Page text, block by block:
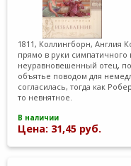
1811, Коллингборн, Англия
прямо в руки
неуравновешенный отец,
объятье поводом для
согласилась, тогда как
то невнятное.
В наличии
Цена: 31,45 руб.